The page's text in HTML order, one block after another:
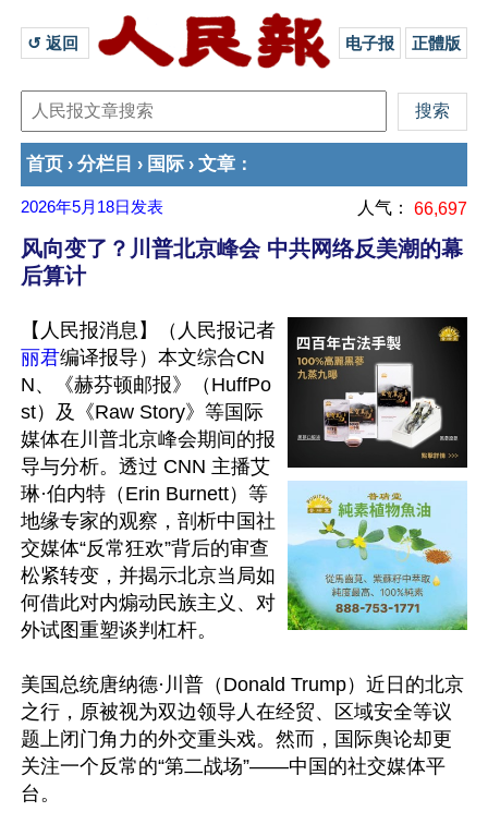
↺ 返回 电子报 正體版
首页 › 分栏目 › 国际 › 文章 ：
2026年5月18日 发表 人气： 66,697
风向变了？川普北京峰会 中共网络反美潮的幕
后算计
【人民报消息】（人民报记者
丽君编译报导）本文综合CN
N、《赫芬顿邮报》（HuffPo
st）及《Raw Story》等国际
媒体在川普北京峰会期间的报
导与分析。透过 CNN 主播艾
琳·伯内特（Erin Burnett）等
地缘专家的观察，剖析中国社
交媒体“反常狂欢”背后的审查
松紧转变，并揭示北京当局如
何借此对内煽动民族主义、对
外试图重塑谈判杠杆。
美国总统唐纳德·川普（Donald Trump）近日的北京
之行，原被视为双边领导人在经贸、区域安全等议
题上闭门角力的外交重头戏。然而，国际舆论却更
关注一个反常的“第二战场”——中国的社交媒体平
台。